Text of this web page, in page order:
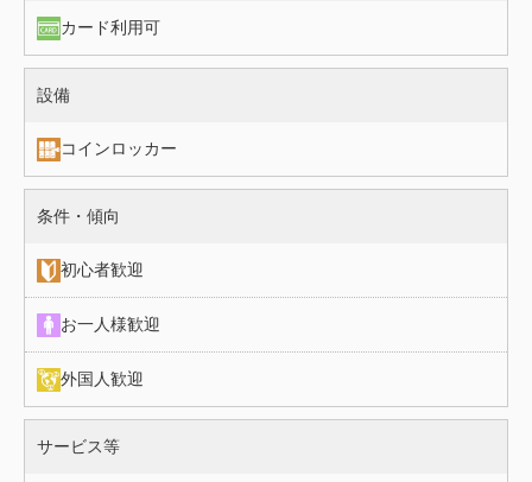
カード利用可
施設情報（設備）
設備
コインロッカー
施設情報（条件・傾向）
条件・傾向
初心者歓迎
お一人様歓迎
外国人歓迎
施設情報（サービス等）
サービス等